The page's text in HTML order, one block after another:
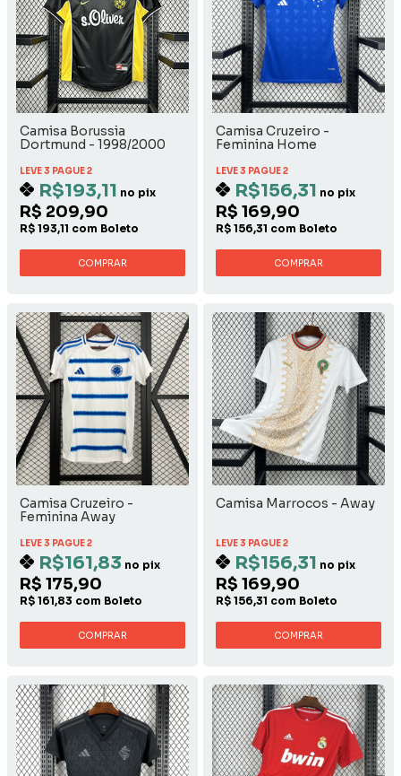
Camisa Borussia
Dortmund - 1998/2000
LEVE 3 PAGUE 2
R$193,11 no pix
R$ 209,90
R$ 193,11 com Boleto
COMPRAR
Camisa Cruzeiro -
Feminina Home
LEVE 3 PAGUE 2
R$156,31 no pix
R$ 169,90
R$ 156,31 com Boleto
COMPRAR
Camisa Cruzeiro -
Feminina Away
LEVE 3 PAGUE 2
R$161,83 no pix
R$ 175,90
R$ 161,83 com Boleto
COMPRAR
Camisa Marrocos - Away
LEVE 3 PAGUE 2
R$156,31 no pix
R$ 169,90
R$ 156,31 com Boleto
COMPRAR